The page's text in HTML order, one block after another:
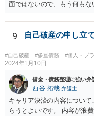
面ではないので、もう何も
9 自己破産の申し立
#自己破産 #多重債務 #個人・プ
2024年1月10日
借金・債務整理に強い弁
西谷 拓哉 弁護士
キャリア決済の内容につい
らうとよいです。 内容が浪